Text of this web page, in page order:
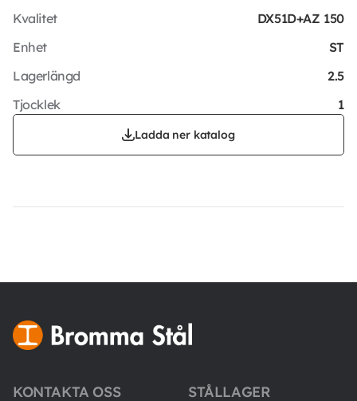
Kvalitet
DX51D+AZ 150
Enhet
ST
Lagerlängd
2.5
Tjocklek
1
Ladda ner katalog
KONTAKTA OSS STÅLLAGER